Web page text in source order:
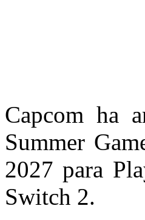
Capcom ha
Summer
2027 para
Switch 2.